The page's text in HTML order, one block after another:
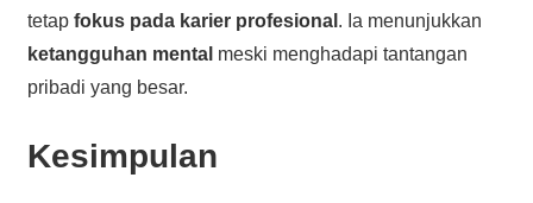
tetap fokus pada karier profesional . Ia menunjukkan
ketangguhan mental meski menghadapi tantangan
pribadi yang besar.
Kesimpulan